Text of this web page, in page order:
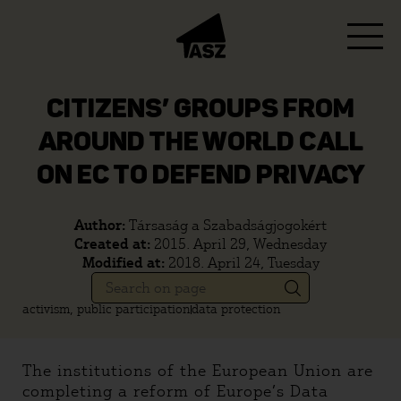
CITIZENS’ GROUPS FROM
AROUND THE WORLD CALL
ON EC TO DEFEND PRIVACY
Author: Társaság a Szabadságjogokért
Created at: 2015. April 29, Wednesday
Modified at: 2018. April 24, Tuesday
activism, public participationdata protection
The institutions of the European Union are
completing a reform of Europe’s Data